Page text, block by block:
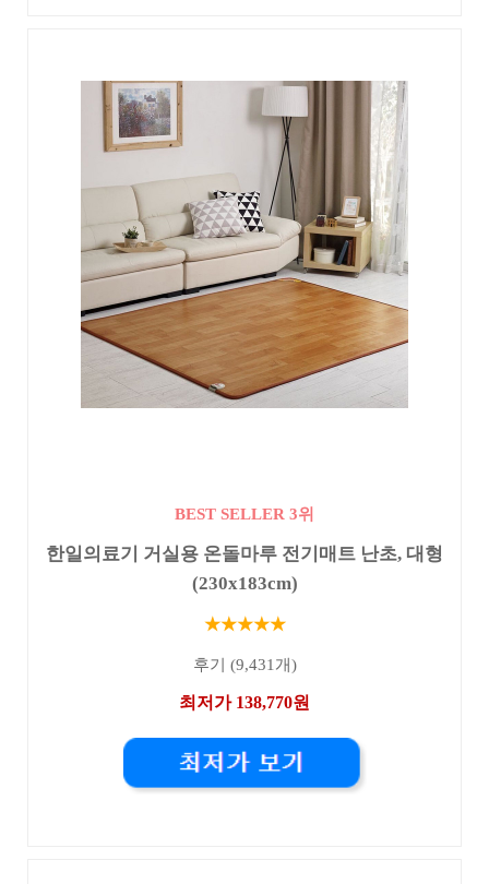
BEST SELLER 3위
한일의료기 거실용 온돌마루 전기매트 난초, 대형
(230x183cm)
★★★★★
후기 (9,431개)
최저가 138,770원